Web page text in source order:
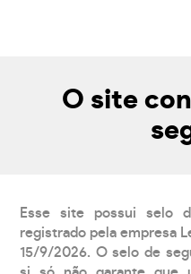
O site
Esse site possui selo
registrado pela empresa
15/9/2026. O selo de